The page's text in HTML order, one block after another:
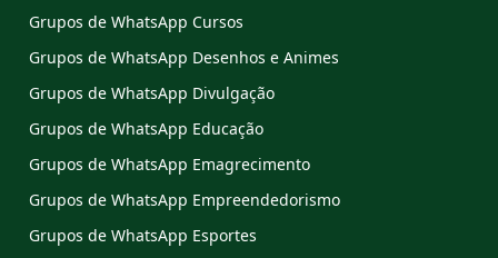
Grupos de WhatsApp Cursos
Grupos de WhatsApp Desenhos e Animes
Grupos de WhatsApp Divulgação
Grupos de WhatsApp Educação
Grupos de WhatsApp Emagrecimento
Grupos de WhatsApp Empreendedorismo
Grupos de WhatsApp Esportes